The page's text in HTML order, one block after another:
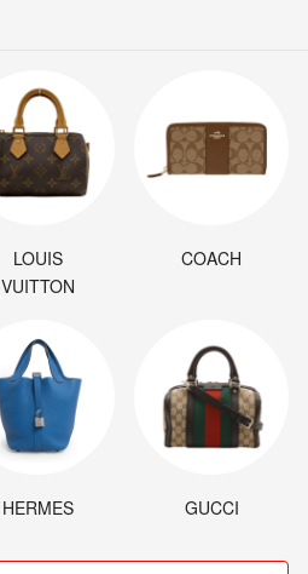
LOUIS
VUITTON
COACH
HERMES GUCCI